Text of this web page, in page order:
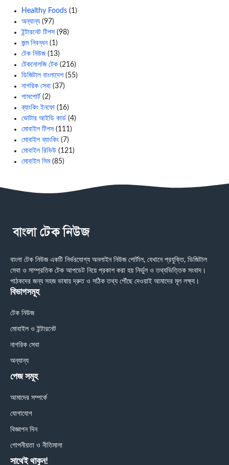
Healthy Foods (1)
অন্যান্য (97)
ইন্টারনেট টিপস (98)
জন্ম নিবন্ধন(1)
টেক নিউজ(13)
টেকনোলজি টেক (216)
ডিজিটাল বাংলাদেশ(55)
নাগরিক সেবা (37)
পাসপোর্ট (2)
ব্যাংকিং ইনফো (16)
ভোটার আইডি কার্ড (4)
মোবাইল টিপস (111)
মোবাইল ব্যাংকিং (7)
মোবাইল রিভিউ (121)
মোবাইল সিম(85)
বাংলা টেক নিউজ একটি নির্ভরযোগ্য অনলাইন নিউজ পোর্টাল, যেখানে প্রযুক্তি, ডিজিটাল
সেবা ও সাম্প্রতিক টেক আপডেট নিয়ে প্রকাশ করা হয় নির্ভুল ও তথ্যভিত্তিক সংবাদ।
পাঠকদের জন্য সহজ ভাষায় দ্রুত ও সঠিক তথ্য পৌঁছে দেওয়াই আমাদের মূল লক্ষ্য।
বিভাগসমূহ
টেক নিউজ
মোবাইল ও ইন্টারনেট
নাগরিক সেবা
অন্যান্য
পেজ সমূহ
আমাদের সম্পর্কে
যোগাযোগ
বিজ্ঞাপন দিন
গোপনীয়তা ও নীতিমালা
সাথেই থাকুন!